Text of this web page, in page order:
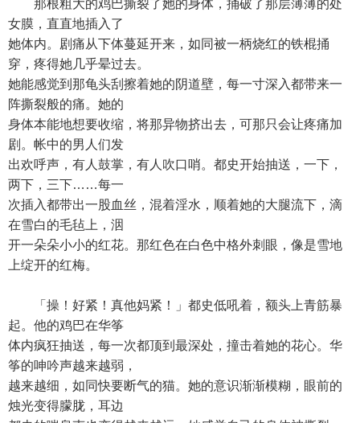
那根粗大的鸡巴撕裂了她的身体，捅破了那层薄薄的处
女膜，直直地插入了
她体内。剧痛从下体蔓延开来，如同被一柄烧红的铁棍捅
穿，疼得她几乎晕过去。
她能感觉到那龟头刮擦着她的阴道壁，每一寸深入都带来一
阵撕裂般的痛。她的
身体本能地想要收缩，将那异物挤出去，可那只会让疼痛加
剧。帐中的男人们发
出欢呼声，有人鼓掌，有人吹口哨。都史开始抽送，一下，
两下，三下……每一
次插入都带出一股血丝，混着淫水，顺着她的大腿流下，滴
在雪白的毛毡上，洇
开一朵朵小小的红花。那红色在白色中格外刺眼，像是雪地
上绽开的红梅。
「操！好紧！真他妈紧！」都史低吼着，额头上青筋暴
起。他的鸡巴在华筝
体内疯狂抽送，每一次都顶到最深处，撞击着她的花心。华
筝的呻吟声越来越弱，
越来越细，如同快要断气的猫。她的意识渐渐模糊，眼前的
烛光变得朦胧，耳边